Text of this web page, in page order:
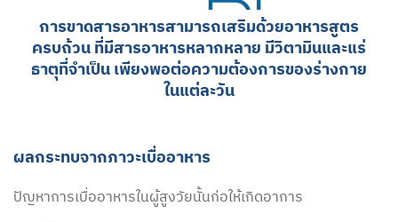
การขาดสารอาหารสามารถเสริมด้วยอาหารสูตร
ครบถ้วน ที่มีสารอาหารหลากหลาย มีวิตามินและแร่
ธาตุที่จำเป็น เพียงพอต่อความต้องการของร่างกาย
ในแต่ละวัน
ผลกระทบจากภาวะเบื่ออาหาร
ปัญหาการเบื่ออาหารในผู้สูงวัยนั้นก่อให้เกิดอาการ